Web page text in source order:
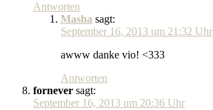
Antworten
Masha sagt:
September 16, 2013 um 21:32 Uhr
awww danke vio! <333
Antworten
fornever sagt:
September 16, 2013 um 20:36 Uhr